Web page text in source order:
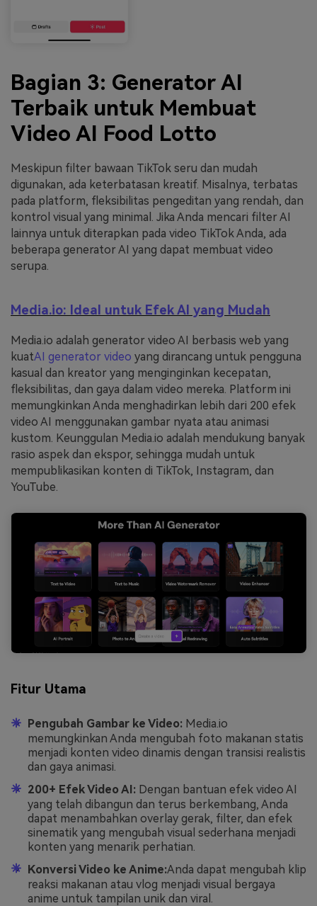
Bagian 3: Generator AI
Terbaik untuk Membuat
Video AI Food Lotto
Meskipun filter bawaan TikTok seru dan mudah
digunakan, ada keterbatasan kreatif. Misalnya, terbatas
pada platform, fleksibilitas pengeditan yang rendah, dan
kontrol visual yang minimal. Jika Anda mencari filter AI
lainnya untuk diterapkan pada video TikTok Anda, ada
beberapa generator AI yang dapat membuat video
serupa.
Media.io: Ideal untuk Efek AI yang Mudah
Media.io adalah generator video AI berbasis web yang
kuatAI generator video yang dirancang untuk pengguna
kasual dan kreator yang menginginkan kecepatan,
fleksibilitas, dan gaya dalam video mereka. Platform ini
memungkinkan Anda menghadirkan lebih dari 200 efek
video AI menggunakan gambar nyata atau animasi
kustom. Keunggulan Media.io adalah mendukung banyak
rasio aspek dan ekspor, sehingga mudah untuk
mempublikasikan konten di TikTok, Instagram, dan
YouTube.
Fitur Utama
Pengubah Gambar ke Video: Media.io
memungkinkan Anda mengubah foto makanan statis
menjadi konten video dinamis dengan transisi realistis
dan gaya animasi.
200+ Efek Video AI: Dengan bantuan efek video AI
yang telah dibangun dan terus berkembang, Anda
dapat menambahkan overlay gerak, filter, dan efek
sinematik yang mengubah visual sederhana menjadi
konten yang menarik perhatian.
Konversi Video ke Anime:Anda dapat mengubah klip
reaksi makanan atau vlog menjadi visual bergaya
anime untuk tampilan unik dan viral.